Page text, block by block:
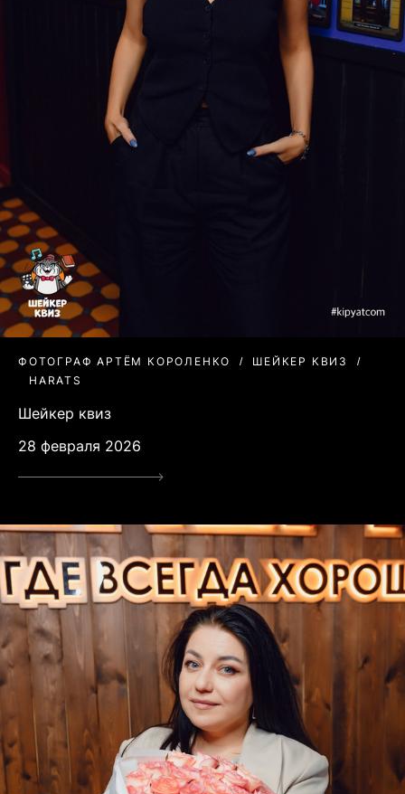
ФОТОГРАФ АРТЁМ КОРОЛЕНКО
ШЕЙКЕР КВИЗ
HARATS
Шейкер квиз
28 февраля 2026